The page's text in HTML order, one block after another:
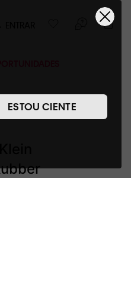
ESTOU CIENTE